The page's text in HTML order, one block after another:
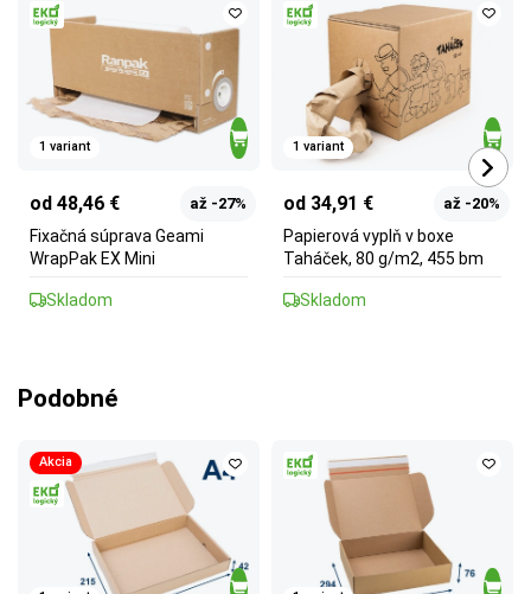
1 variant
od 48,46 € až -27%
Fixačná súprava Geami
WrapPak EX Mini
Skladom
1 variant
od 34,91 € až -20%
Papierová vyplň v boxe
Taháček, 80 g/m2, 455 bm
Skladom
Podobné
Akcia